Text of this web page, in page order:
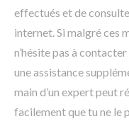
effectués et de
internet. Si malgré ces
n’hésite pas à
une assistance
main d’un expert peut
facilement que tu ne le